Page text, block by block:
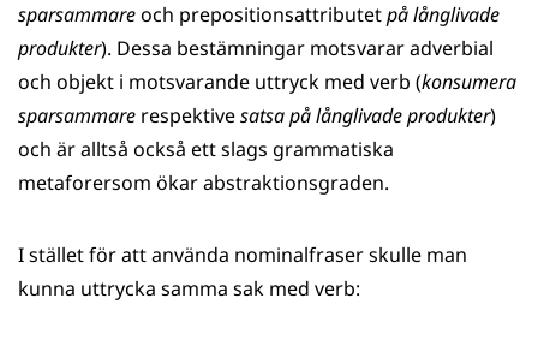
sparsammareoch prepositionsattributetpå långlivade
produkter). Dessa bestämningar motsvarar adverbial
och objekt i motsvarande uttryck med verb (konsumera
sparsammare respektivesatsa på långlivade produkter)
och är alltså också ett slags grammatiska
metaforersom ökar abstraktionsgraden.
I stället för att använda nominalfraser skulle man
kunna uttrycka samma sak med verb: